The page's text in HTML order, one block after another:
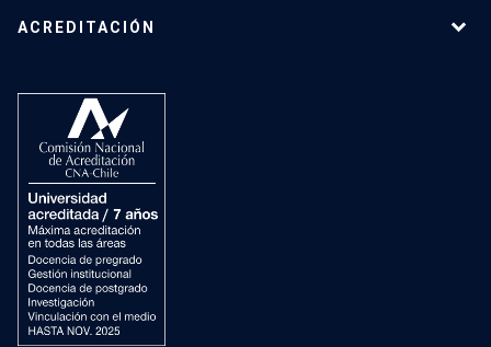
ACREDITACIÓN